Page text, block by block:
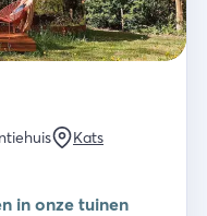
Kats
in onze tuinen